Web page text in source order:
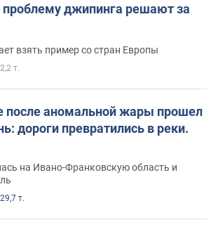
проблему джипинга решают за
взять пример со стран Европы
2,2 т.
после аномальной жары прошел
дороги превратились в реки.
на Ивано-Франковскую область и
29,7 т.